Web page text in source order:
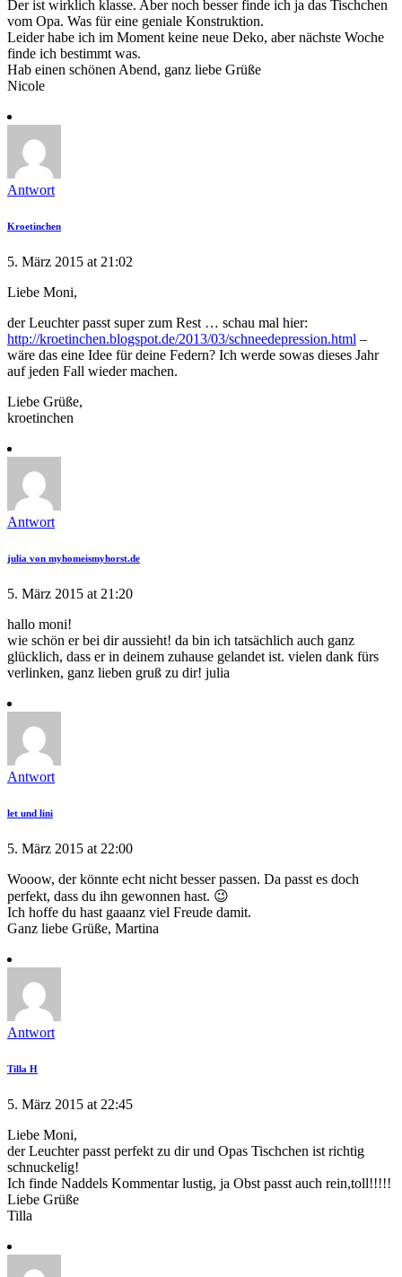
Der ist wirklich klasse. Aber noch besser finde ich ja das Tischchen
vom Opa. Was für eine geniale Konstruktion.
Leider habe ich im Moment keine neue Deko, aber nächste Woche
finde ich bestimmt was.
Hab einen schönen Abend, ganz liebe Grüße
Nicole
Antwort
Kroetinchen
5. März 2015 at 21:02
Liebe Moni,
der Leuchter passt super zum Rest … schau mal hier:
http://kroetinchen.blogspot.de/2013/03/schneedepression.html –
wäre das eine Idee für deine Federn? Ich werde sowas dieses Jahr
auf jeden Fall wieder machen.
Liebe Grüße,
kroetinchen
Antwort
julia von myhomeismyhorst.de
5. März 2015 at 21:20
hallo moni!
wie schön er bei dir aussieht! da bin ich tatsächlich auch ganz
glücklich, dass er in deinem zuhause gelandet ist. vielen dank fürs
verlinken, ganz lieben gruß zu dir! julia
Antwort
let und lini
5. März 2015 at 22:00
Wooow, der könnte echt nicht besser passen. Da passt es doch
perfekt, dass du ihn gewonnen hast. 😉
Ich hoffe du hast gaaanz viel Freude damit.
Ganz liebe Grüße, Martina
Antwort
Tilla H
5. März 2015 at 22:45
Liebe Moni,
der Leuchter passt perfekt zu dir und Opas Tischchen ist richtig
schnuckelig!
Ich finde Naddels Kommentar lustig, ja Obst passt auch rein,toll!!!!!
Liebe Grüße
Tilla